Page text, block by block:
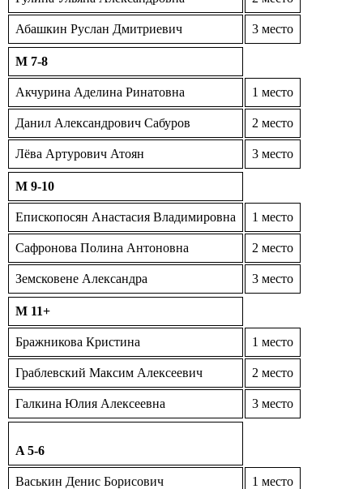
Абашкин Руслан Дмитриевич 3 место
M 7-8
Акчурина Аделина Ринатовна 1 место
Данил Александрович Сабуров 2 место
Лёва Артурович Атоян 3 место
M 9-10
Епископосян Анастасия Владимировна 1 место
Сафронова Полина Антоновна 2 место
Земсковене Александра 3 место
M 11+
Бражникова Кристина 1 место
Граблевский Максим Алексеевич 2 место
Галкина Юлия Алексеевна 3 место
A 5-6
Васькин Денис Борисович 1 место